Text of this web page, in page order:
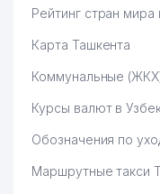
Рейтинг стран
Карта Ташкента
Коммунальные
Курсы валют в
Обозначения по
Маршрутные такси